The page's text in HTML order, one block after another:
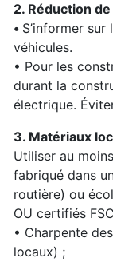
2. Réduction
• S’informer
véhicules.
• Pour les
durant la
électrique.
3. Matériaux
Utiliser au
fabriqué dans
routière) ou
OU certifiés
• Charpente
locaux) ;